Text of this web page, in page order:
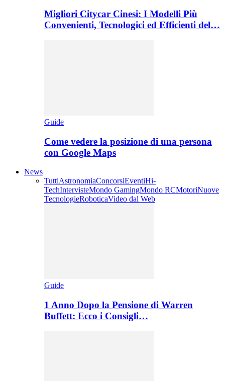
Migliori Citycar Cinesi: I Modelli Più
Convenienti, Tecnologici ed Efficienti del…
Guide
Come vedere la posizione di una persona
con Google Maps
News
TuttiAstronomiaConcorsiEventiHi-
TechIntervisteMondo GamingMondo RCMotoriNuove
TecnologieRoboticaVideo dal Web
Guide
1 Anno Dopo la Pensione di Warren
Buffett: Ecco i Consigli…